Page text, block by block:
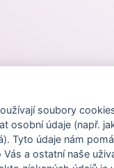
soubory
osobní údaje (např.
Tyto údaje nám
a ostatní naše